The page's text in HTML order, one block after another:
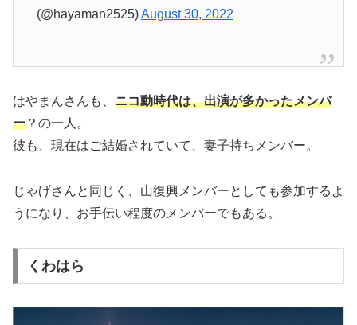
(@hayaman2525)August 30, 2022
はやまんさんも、 ニコ動時代は、出演が多かったメンバ
ー ？の一人。
彼も、現在はご結婚されていて、妻子持ちメンバー。
じゃげさんと同じく、山復興メンバーとしても参加するよ
うになり、お手伝い程度のメンバーでもある。
くわはら